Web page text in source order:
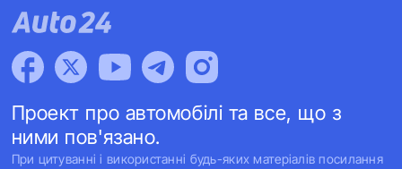
Проект про автомобілі та все, що з
ними пов'язано.
При цитуванні і використанні будь-яких матеріалів посилання